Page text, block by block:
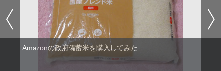
Amazonの政府備蓄米を購入してみた